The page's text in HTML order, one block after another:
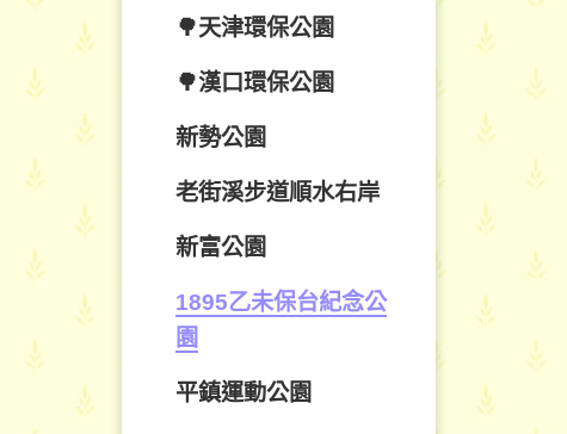
🌳天津環保公園
🌳漢口環保公園
新勢公園
老街溪步道順水右岸
新富公園
1895乙未保台紀念公
園
平鎮運動公園